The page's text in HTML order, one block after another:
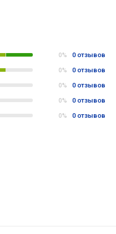
0% 0 отзывов
0% 0 отзывов
0% 0 отзывов
0% 0 отзывов
0% 0 отзывов